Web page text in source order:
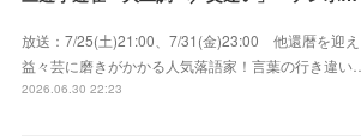
放送：7/25(土)21:00、7/31(金)23:00 他還暦を迎え
益々芸に磨きがかかる人気落語家！言葉の行き違い…
2026.06.30 22:23